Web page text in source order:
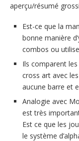
aperçu/résumé
Est-ce que la
bonne manière
combos ou
Ils comparent les
cross art avec
aucune barre et
Analogie avec
est très
Est ce que les
le système